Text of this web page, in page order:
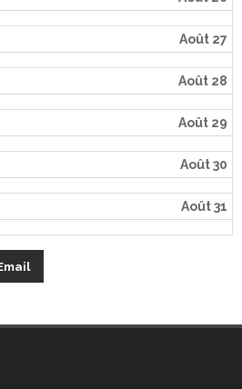
Août 27
Août 28
Août 29
Août 30
Août 31